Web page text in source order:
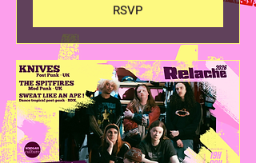
RSVP